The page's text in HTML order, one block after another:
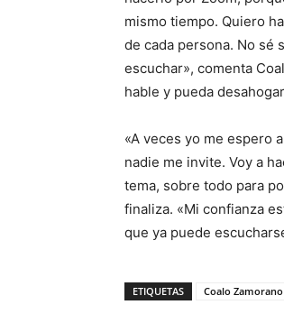
mismo tiempo. Quiero
de cada persona. No sé
escuchar», comenta
hable y pueda
«A veces yo me espero
nadie me invite. Voy a
tema, sobre todo para
finaliza. «Mi confianza
que ya puede
ETIQUETAS Coalo Zamorano